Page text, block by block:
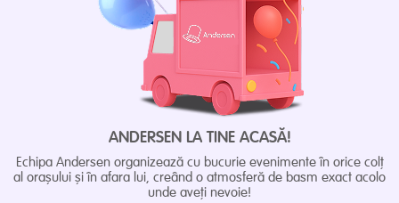
ANDERSEN LA TINE ACASĂ!
Echipa Andersen organizează cu bucurie evenimente în orice colț
al orașului și în afara lui, creând o atmosferă de basm exact acolo
unde aveți nevoie!